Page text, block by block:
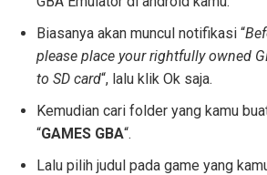
Biasanya akan muncul notifikasi “
please place your rightfully owned
to SD card“, lalu klik Ok saja.
Kemudian cari folder yang kamu
“GAMES GBA“.
Lalu pilih judul pada game yang